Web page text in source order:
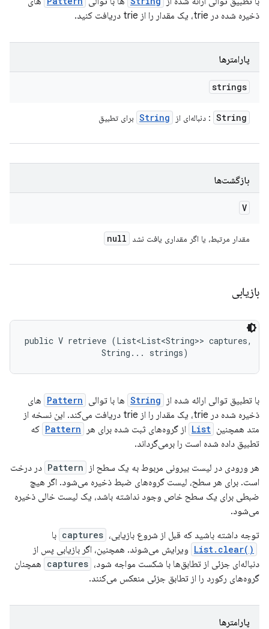
ذخیره شده در trie، یک مقدار را از trie دریافت کنید.
پارامترها
strings
String : دنباله‌ای از String برای تطبیق
بازگشت‌ها
V
مقدار مرتبط، یا اگر مقداری یافت نشد null
بازیابی
public V retrieve (List<List<String>> captures,
                String... strings)
با تطبیق توالی ارائه شده از String ها با توالی Pattern های
ذخیره شده در trie، یک مقدار را از trie دریافت می‌کند. این نسخه از
متد همچنین List از گروه‌های ثبت شده برای هر Pattern که
تطبیق داده شده است را برمی‌گرداند.
هر ورودی در لیست بیرونی مربوط به یک سطح از
Pattern در درخت
است. برای هر سطح، لیست گروه‌های ضبط ذخیره می‌شود. اگر هیچ
ضبطی برای یک سطح خاص وجود نداشته باشد، یک لیست خالی ذخیره
می‌شود.
توجه داشته باشید که قبل از شروع بازیابی، captures با
List.clear() ‎ ویرایش می‌شوند. همچنین، اگر بازیابی پس از
دنباله‌ای جزئی از تطابق‌ها با شکست مواجه شود، captures همچنان
گروه‌های رکورد را از تطابق جزئی منعکس می‌کنند.
پارامترها